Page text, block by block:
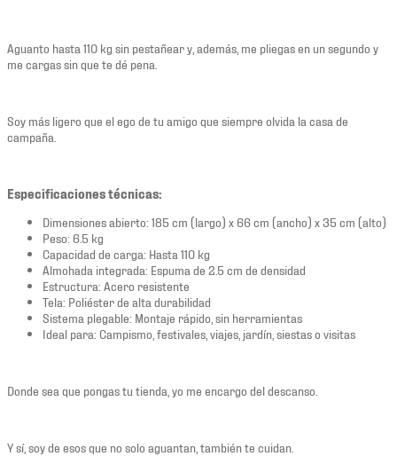
Aguanto hasta 110 kg sin pestañear y, además, me pliegas en un segundo y
me cargas sin que te dé pena.
Soy más ligero que el ego de tu amigo que siempre olvida la casa de
campaña.
Especificaciones técnicas:
Dimensiones abierto: 185 cm (largo) x 66 cm (ancho) x 35 cm (alto)
Peso: 6.5 kg
Capacidad de carga: Hasta 110 kg
Almohada integrada: Espuma de 2.5 cm de densidad
Estructura: Acero resistente
Tela: Poliéster de alta durabilidad
Sistema plegable: Montaje rápido, sin herramientas
Ideal para: Campismo, festivales, viajes, jardín, siestas o visitas
Donde sea que pongas tu tienda, yo me encargo del descanso.
Y sí, soy de esos que no solo aguantan, también te cuidan.